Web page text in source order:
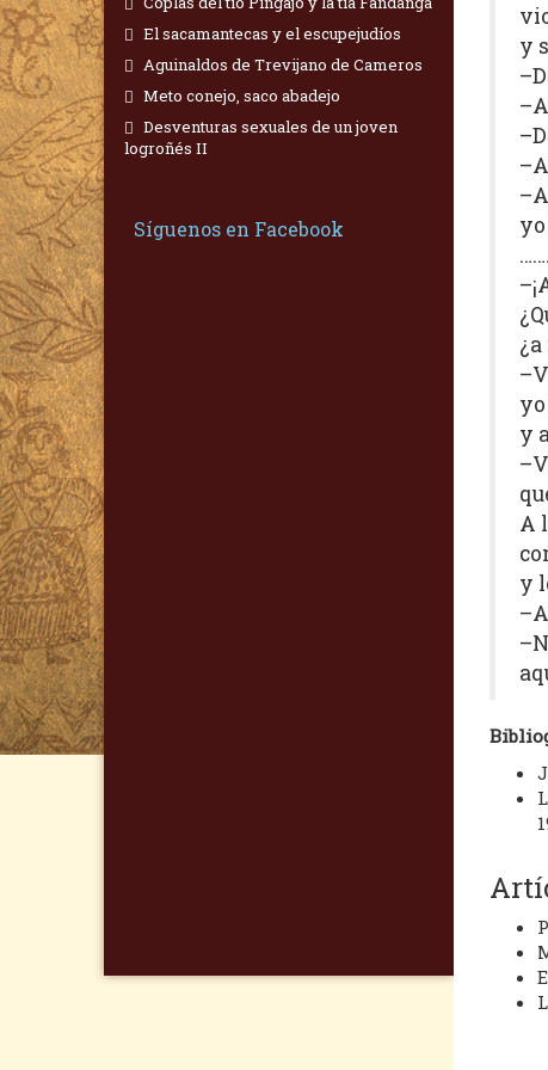
El sacamantecas y el escupejudíos
Aguinaldos de Trevijano de Cameros
Meto conejo, saco abadejo
Desventuras sexuales de un joven
logroñés II
Síguenos en Facebook
y
y
A
y